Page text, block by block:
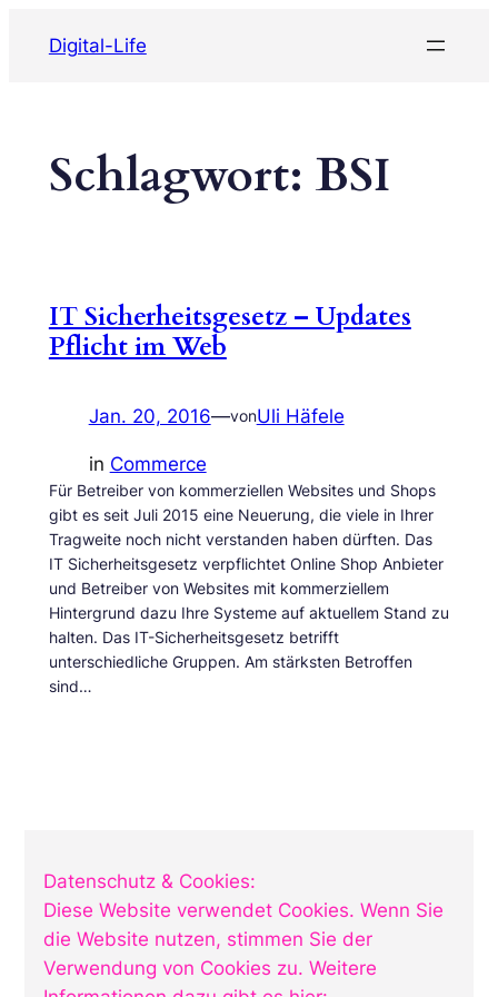
InhaltDigital-Life
Schlagwort: BSI
IT Sicherheitsgesetz – Updates
Pflicht im Web
Jan. 20, 2016—vonUli Häfele
in Commerce
Für Betreiber von kommerziellen Websites und Shops
gibt es seit Juli 2015 eine Neuerung, die viele in Ihrer
Tragweite noch nicht verstanden haben dürften. Das
IT Sicherheitsgesetz verpflichtet Online Shop Anbieter
und Betreiber von Websites mit kommerziellem
Hintergrund dazu Ihre Systeme auf aktuellem Stand zu
halten. Das IT-Sicherheitsgesetz betrifft
unterschiedliche Gruppen. Am stärksten Betroffen
sind…
Verschiedenes aus Commerce, Digitalisierung und
Business
Datenschutz & Cookies:
Diese Website verwendet Cookies. Wenn Sie
die Website nutzen, stimmen Sie der
Verwendung von Cookies zu. Weitere
Wichtige Informationen